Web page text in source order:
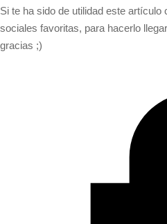
Si te ha sido de utilidad este artículo
sociales favoritas, para hacerlo
gracias ;)